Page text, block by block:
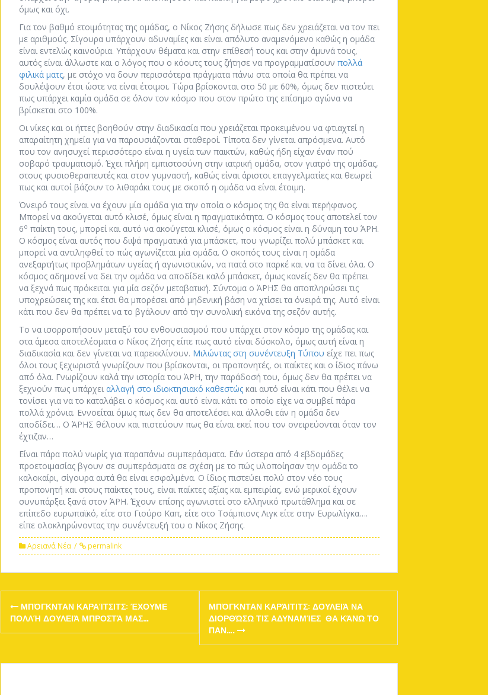
όμως και όχι.
Για τον βαθμό ετοιμότητας της ομάδας, ο Νίκος Ζήσης δήλωσε πως δεν χρειάζεται να τον πει
με αριθμούς. Σίγουρα υπάρχουν αδυναμίες και είναι απόλυτο αναμενόμενο καθώς η ομάδα
είναι εντελώς καινούρια. Υπάρχουν θέματα και στην επίθεσή τους και στην άμυνά τους,
αυτός είναι άλλωστε και ο λόγος που ο κόουτς τους ζήτησε να προγραμματίσουν πολλά
φιλικά ματς, με στόχο να δουν περισσότερα πράγματα πάνω στα οποία θα πρέπει να
δουλέψουν έτσι ώστε να είναι έτοιμοι. Τώρα βρίσκονται στο 50 με 60%, όμως δεν πιστεύει
πως υπάρχει καμία ομάδα σε όλον τον κόσμο που στον πρώτο της επίσημο αγώνα να
βρίσκεται στο 100%.
Οι νίκες και οι ήττες βοηθούν στην διαδικασία που χρειάζεται προκειμένου να φτιαχτεί η
απαραίτητη χημεία για να παρουσιάζονται σταθεροί. Τίποτα δεν γίνεται απρόσμενα. Αυτό
που τον ανησυχεί περισσότερο είναι η υγεία των παικτών, καθώς ήδη είχαν έναν πού
σοβαρό τραυματισμό. Έχει πλήρη εμπιστοσύνη στην ιατρική ομάδα, στον γιατρό της ομάδας,
στους φυσιοθεραπευτές και στον γυμναστή, καθώς είναι άριστοι επαγγελματίες και θεωρεί
πως και αυτοί βάζουν το λιθαράκι τους με σκοπό η ομάδα να είναι έτοιμη.
Όνειρό τους είναι να έχουν μία ομάδα για την οποία ο κόσμος της θα είναι περήφανος.
Μπορεί να ακούγεται αυτό κλισέ, όμως είναι η πραγματικότητα. Ο κόσμος τους αποτελεί τον
6ο παίκτη τους, μπορεί και αυτό να ακούγεται κλισέ, όμως ο κόσμος είναι η δύναμη του ΆΡΗ.
Ο κόσμος είναι αυτός που διψά πραγματικά για μπάσκετ, που γνωρίζει πολύ μπάσκετ και
μπορεί να αντιληφθεί το πώς αγωνίζεται μία ομάδα. Ο σκοπός τους είναι η ομάδα
ανεξαρτήτως προβλημάτων υγείας ή αγωνιστικών, να πατά στο παρκέ και να τα δίνει όλα. Ο
κόσμος αδημονεί να δει την ομάδα να αποδίδει καλό μπάσκετ, όμως κανείς δεν θα πρέπει
να ξεχνά πως πρόκειται για μία σεζόν μεταβατική. Σύντομα ο ΆΡΗΣ θα αποπληρώσει τις
υποχρεώσεις της και έτσι θα μπορέσει από μηδενική βάση να χτίσει τα όνειρά της. Αυτό είναι
κάτι που δεν θα πρέπει να το βγάλουν από την συνολική εικόνα της σεζόν αυτής.
Το να ισορροπήσουν μεταξύ του ενθουσιασμού που υπάρχει στον κόσμο της ομάδας και
στα άμεσα αποτελέσματα ο Νίκος Ζήσης είπε πως αυτό είναι δύσκολο, όμως αυτή είναι η
διαδικασία και δεν γίνεται να παρεκκλίνουν. Μιλώντας στη συνέντευξη Τύπου είχε πει πως
όλοι τους ξεχωριστά γνωρίζουν που βρίσκονται, οι προπονητές, οι παίκτες και ο ίδιος πάνω
από όλα. Γνωρίζουν καλά την ιστορία του ΆΡΗ, την παράδοσή του, όμως δεν θα πρέπει να
ξεχνούν πως υπάρχει αλλαγή στο ιδιοκτησιακό καθεστώς και αυτό είναι κάτι που θέλει να
τονίσει για να το καταλάβει ο κόσμος και αυτό είναι κάτι το οποίο είχε να συμβεί πάρα
πολλά χρόνια. Εννοείται όμως πως δεν θα αποτελέσει και άλλοθι εάν η ομάδα δεν
αποδίδει… Ο ΆΡΗΣ θέλουν και πιστεύουν πως θα είναι εκεί που τον ονειρεύονται όταν τον
έχτιζαν…
Είναι πάρα πολύ νωρίς για παραπάνω συμπεράσματα. Εάν ύστερα από 4 εβδομάδες
προετοιμασίας βγουν σε συμπεράσματα σε σχέση με το πώς υλοποίησαν την ομάδα το
καλοκαίρι, σίγουρα αυτά θα είναι εσφαλμένα. Ο ίδιος πιστεύει πολύ στον νέο τους
προπονητή και στους παίκτες τους, είναι παίκτες αξίας και εμπειρίας, ενώ μερικοί έχουν
συνυπάρξει ξανά στον ΆΡΗ. Έχουν επίσης αγωνιστεί στο ελληνικό πρωτάθλημα και σε
επίπεδο ευρωπαϊκό, είτε στο Γιούρο Καπ, είτε στο Τσάμπιονς Λιγκ είτε στην Ευρωλίγκα….
είπε ολοκληρώνοντας την συνέντευξή του ο Νίκος Ζήσης.
Αρειανά Νέα permalink
Post
navigation
ΜΠΌΓΚΝΤΑΝ ΚΑΡΑΊΤΣΙΤΣ: ΈΧΟΥΜΕ
ΠΟΛΛΉ ΔΟΥΛΕΙΆ ΜΠΡΟΣΤΆ ΜΑΣ…
ΜΠΌΓΚΝΤΑΝ ΚΑΡΆΙΤΙΤΣ: ΔΟΥΛΕΙΆ ΝΑ
ΔΙΟΡΘΏΣΩ ΤΙΣ ΑΔΥΝΑΜΊΕΣ ΘΑ ΚΆΝΩ ΤΟ
ΠΑΝ….